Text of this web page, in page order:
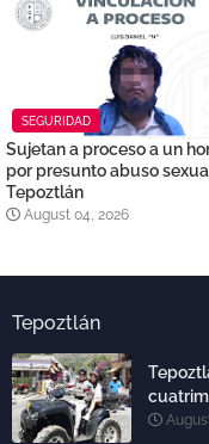
SEGURIDAD
Sujetan a proceso a un
por presunto abuso
Tepoztlán
August 04, 2026
Tepoztlán